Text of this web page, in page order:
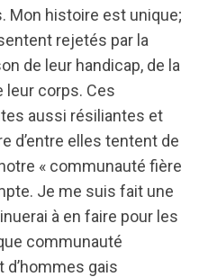
Mon histoire est unique;
rejetés par la
de leur handicap, de la
leur corps. Ces
aussi résiliantes et
d’entre elles tentent de
« communauté fière
Je me suis fait une
à en faire pour les
communauté
gais